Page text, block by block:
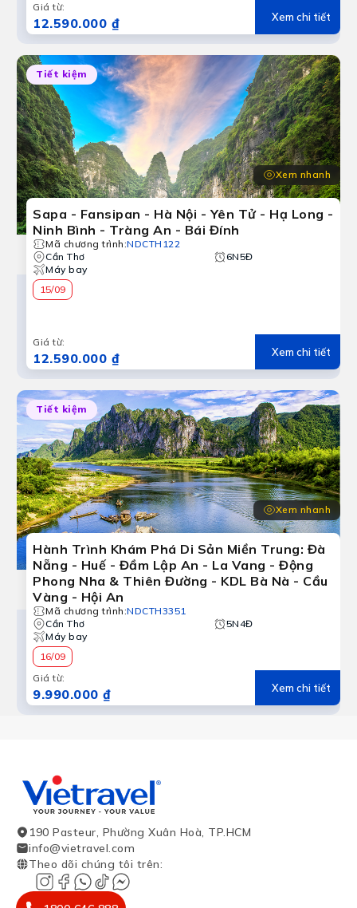
Giá từ:
12.590.000 ₫ Xem chi tiết
Tiết kiệm
Xem nhanh
Sapa - Fansipan - Hà Nội - Yên Tử - Hạ Long -
Ninh Bình - Tràng An - Bái Đính
Mã chương trình:NDCTH122
Cần Thơ
6N5Đ
Máy bay
15/09
Giá từ:
12.590.000 ₫ Xem chi tiết
Tiết kiệm
Xem nhanh
Hành Trình Khám Phá Di Sản Miền Trung: Đà
Nẵng - Huế - Đầm Lập An - La Vang - Động
Phong Nha & Thiên Đường - KDL Bà Nà - Cầu
Vàng - Hội An
Mã chương trình:NDCTH3351
Cần Thơ
5N4Đ
Máy bay
16/09
Giá từ:
9.990.000 ₫ Xem chi tiết
190 Pasteur, Phường Xuân Hoà, TP.HCM
info@vietravel.com
Theo dõi chúng tôi trên: